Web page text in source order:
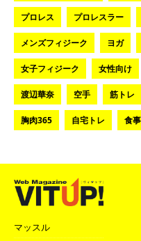
プロレス プロレスラー
メンズフィジーク ヨガ
女子フィジーク 女性向け
渡辺華奈 空手 筋トレ
胸肉365 自宅トレ 食
マッスル